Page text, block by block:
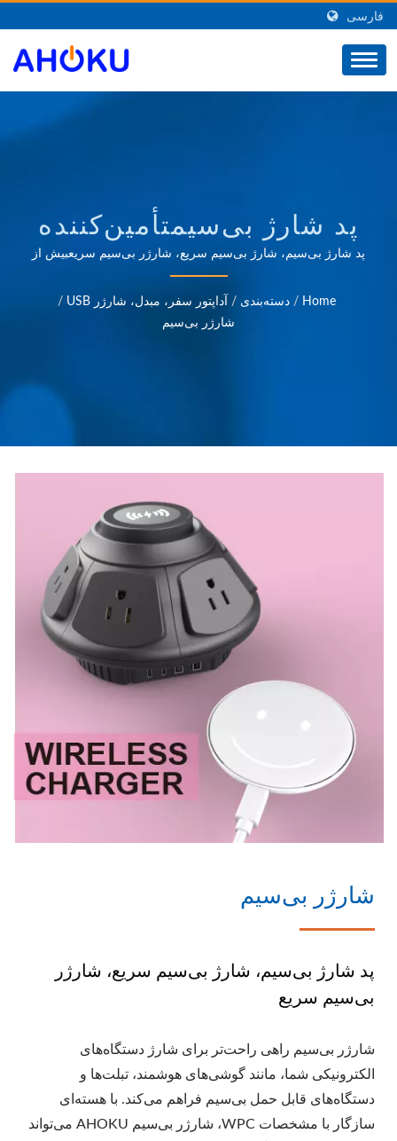
فارسی
پد شارژ بی‌سیمتأمین‌کننده
مستقر در تایوان از محافظ
نوسان AC، آداپتور
مسافرتی جهانی، مبدل،
شده بر روی رک | AHOKU
ELECTRONIC COMPANY
پد شارژ بی‌سیم، شارژ بی‌سیم سریع، شارژر بی‌سیم سریعبیش از
که نیازهای کاربردهای مدیریت توان را در زمینه‌های مختلفی مانند
صنعتی، ارتباطات، خودروسازی و بازارهای مصرفی برآورده
Home
/ دسته‌بندی / آداپتور سفر، مبدل، شارژر USB
/
شارژر بی‌سیم
شارژر بی‌سیم
پد شارژ بی‌سیم، شارژ بی‌سیم سریع، شارژر
بی‌سیم سریع
شارژر بی‌سیم راهی راحت‌تر برای شارژ دستگاه‌های
الکترونیکی شما، مانند گوشی‌های هوشمند، تبلت‌ها و
دستگاه‌های قابل حمل بی‌سیم فراهم می‌کند. با هسته‌ای
سازگار با مشخصات WPC، شارژر بی‌سیم AHOKU می‌تواند